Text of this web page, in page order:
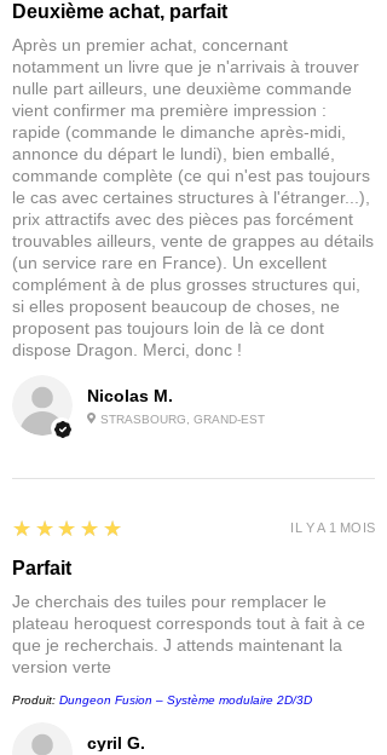
Nicolas M.
STRASBOURG, GRAND-EST
Deuxième achat, parfait
Après un premier achat, concernant
notamment un livre que je n'arrivais à trouver
nulle part ailleurs, une deuxième commande
vient confirmer ma première impression :
rapide (commande le dimanche après-midi,
annonce du départ le lundi), bien emballé,
commande complète (ce qui n'est pas toujours
le cas avec certaines structures à l'étranger...),
prix attractifs avec des pièces pas forcément
trouvables ailleurs, vente de grappes au détails
(un service rare en France). Un excellent
complément à de plus grosses structures qui,
si elles proposent beaucoup de choses, ne
proposent pas toujours loin de là ce dont
dispose Dragon. Merci, donc !
cyril G.
5
★★★★★
Parfait
Je cherchais des tuiles pour remplacer le
plateau heroquest corresponds tout à fait à ce
que je recherchais. J attends maintenant la
version verte
Produit: Dungeon Fusion – Système modulaire 2D/3D
IL Y A 1 MOIS